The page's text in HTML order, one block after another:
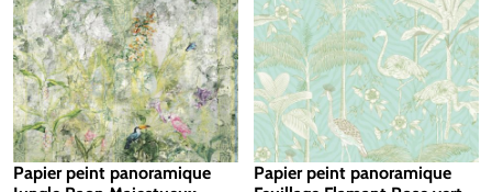
Papier peint panoramique
Papier peint panoramique